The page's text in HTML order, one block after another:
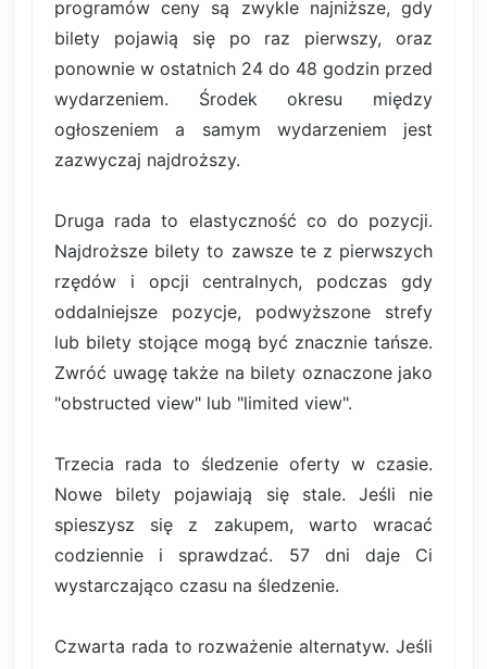
programów ceny są zwykle najniższe, gdy
bilety pojawią się po raz pierwszy, oraz
ponownie w ostatnich 24 do 48 godzin przed
wydarzeniem. Środek okresu między
ogłoszeniem a samym wydarzeniem jest
zazwyczaj najdroższy.
Druga rada to elastyczność co do pozycji.
Najdroższe bilety to zawsze te z pierwszych
rzędów i opcji centralnych, podczas gdy
oddalniejsze pozycje, podwyższone strefy
lub bilety stojące mogą być znacznie tańsze.
Zwróć uwagę także na bilety oznaczone jako
"obstructed view" lub "limited view".
Trzecia rada to śledzenie oferty w czasie.
Nowe bilety pojawiają się stale. Jeśli nie
spieszysz się z zakupem, warto wracać
codziennie i sprawdzać. 57 dni daje Ci
wystarczająco czasu na śledzenie.
Czwarta rada to rozważenie alternatyw. Jeśli